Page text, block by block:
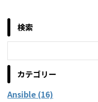
検索
カテゴリー
Ansible (16)